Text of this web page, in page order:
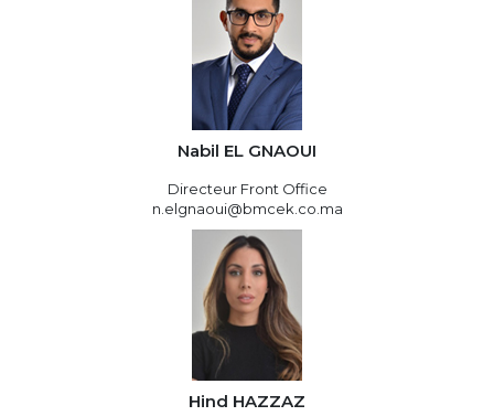
Nabil EL GNAOUI
Directeur Front Office
n.elgnaoui@bmcek.co.ma
Hind HAZZAZ